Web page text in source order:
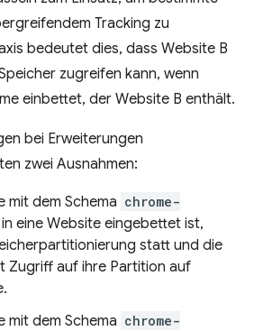
Tracking zu
bedeutet dies, dass Website B
zugreifen kann, wenn
einbettet, der Website B enthält.
bei Erweiterungen
zwei Ausnahmen:
mit dem Schema chrome-
in eine Website eingebettet ist,
statt und die
Zugriff auf ihre Partition auf
mit dem Schema chrome-